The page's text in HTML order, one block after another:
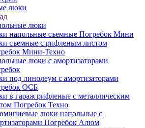
люки
люки
напольные съемные Погребок Мини
съемные с рифленым листом
Мини-Техно
люки с амортизаторами
под линолеум с амортизаторами
ОСБ
в гараж рифленые с металлическим
Погребок Техно
люки напольные с
Погребок Алюм